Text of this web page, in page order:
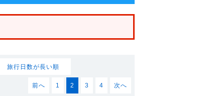
旅行日数が長い順
前へ 1 2 3 4 次へ